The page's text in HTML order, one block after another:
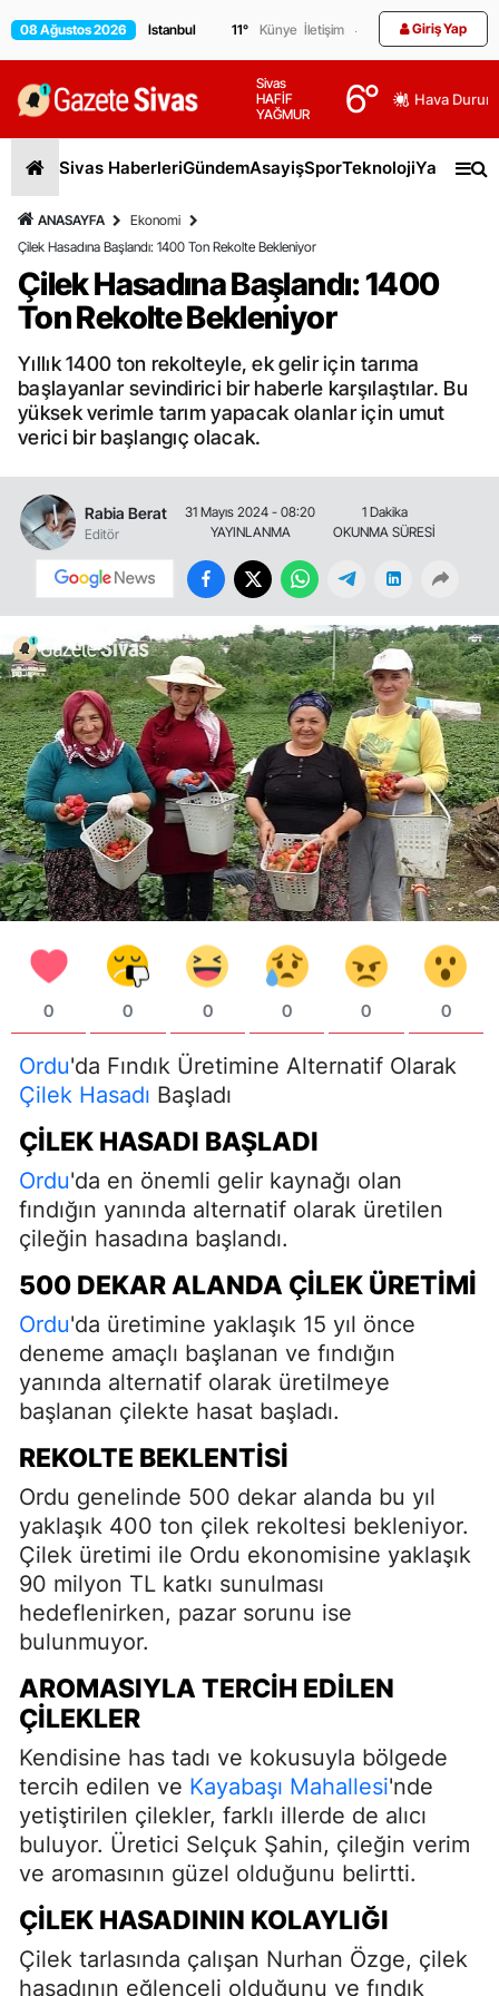
08 Ağustos 2026 11° Künye İletişim Giriş Yap
Sivas
HAFİF
YAĞMUR
6° Hava
Sivas HaberleriGündemAsayişSporTeknolojiYaşam
ANASAYFA
Ekonomi
Çilek Hasadına Başlandı: 1400 Ton Rekolte Bekleniyor
Çilek Hasadına Başlandı: 1400
Ton Rekolte Bekleniyor
Yıllık 1400 ton rekolteyle, ek gelir için tarıma
başlayanlar sevindirici bir haberle karşılaştılar. Bu
yüksek verimle tarım yapacak olanlar için umut
verici bir başlangıç olacak.
Rabia Berat
Editör
31 Mayıs 2024 - 08:20
YAYINLANMA
1 Dakika
OKUNMA SÜRESİ
0 0 0 0 0 0
Ordu'da Fındık Üretimine Alternatif Olarak
Çilek Hasadı Başladı
ÇILEK HASADI BAŞLADI
Ordu'da en önemli gelir kaynağı olan
fındığın yanında alternatif olarak üretilen
çileğin hasadına başlandı.
500 DEKAR ALANDA ÇILEK ÜRETIMI
Ordu'da üretimine yaklaşık 15 yıl önce
deneme amaçlı başlanan ve fındığın
yanında alternatif olarak üretilmeye
başlanan çilekte hasat başladı.
REKOLTE BEKLENTISI
Ordu genelinde 500 dekar alanda bu yıl
yaklaşık 400 ton çilek rekoltesi bekleniyor.
Çilek üretimi ile Ordu ekonomisine yaklaşık
90 milyon TL katkı sunulması
hedeflenirken, pazar sorunu ise
bulunmuyor.
AROMASIYLA TERCIH EDILEN
ÇILEKLER
Kendisine has tadı ve kokusuyla bölgede
tercih edilen ve Kayabaşı Mahallesi'nde
yetiştirilen çilekler, farklı illerde de alıcı
buluyor. Üretici Selçuk Şahin, çileğin verim
ve aromasının güzel olduğunu belirtti.
ÇILEK HASADININ KOLAYLIĞI
Çilek tarlasında çalışan Nurhan Özge, çilek
hasadının eğlenceli olduğunu ve fındık